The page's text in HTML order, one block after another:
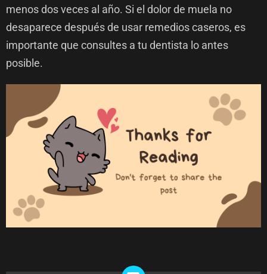
menos dos veces al año. Si el dolor de muela no
desaparece después de usar remedios caseros, es
importante que consultes a tu dentista lo antes
posible.